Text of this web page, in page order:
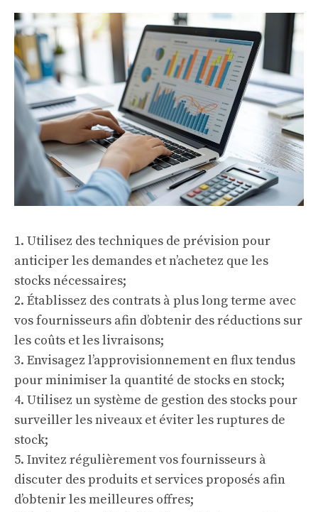
1. Utilisez des techniques de prévision pour
anticiper les demandes et n’achetez que les
stocks nécessaires;
2. Établissez des contrats à plus long terme avec
vos fournisseurs afin d’obtenir des réductions sur
les coûts et les livraisons;
3. Envisagez l’approvisionnement en flux tendus
pour minimiser la quantité de stocks en stock;
4. Utilisez un système de gestion des stocks pour
surveiller les niveaux et éviter les ruptures de
stock;
5. Invitez régulièrement vos fournisseurs à
discuter des produits et services proposés afin
d’obtenir les meilleures offres;